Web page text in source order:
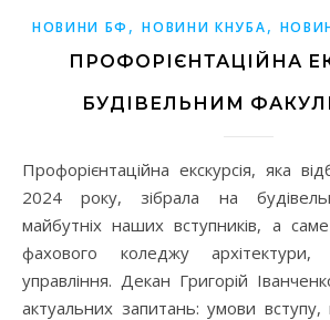
НОВИНИ БФ ,НОВИНИ КНУБА,
ПРОФОРІЄНТАЦІЙНА
БУДІВЕЛЬНИМ
Профорієнтаційна екскурсія, яка відбулася 07 червня
2024 року, зібрала на
майбутніх наших вступників, а саме
фахового коледжу архітектури,
управління. Декан Григорій
актуальних запитань: умови